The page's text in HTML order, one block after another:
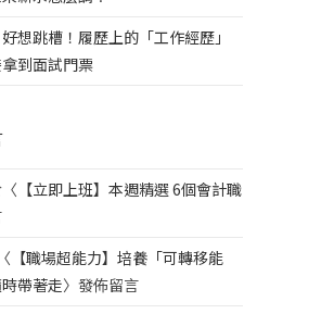
好想跳槽！履歷上的「工作經歷」
到面試門票
【立即上班】本週精選 6個會計職
【職場超能力】培養「可轉移能
帶著走〉發佈留言